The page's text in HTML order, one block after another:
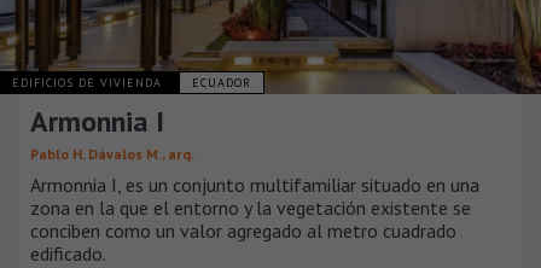
EDIFICIOS DE VIVIENDA ECUADOR
Armonnia I
Pablo H. Dávalos M., arq.
Armonnia I, es un conjunto multifamiliar situado en una
zona en la que el entorno y la vegetación existente se
conciben como un valor agregado al metro cuadrado
edificado.